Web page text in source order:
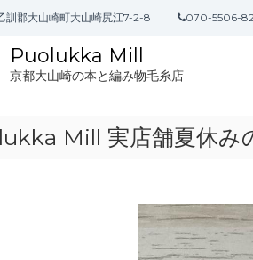
訓郡大山崎町大山崎尻江7-2-8 070-5506-
Puolukka Mill
京都大山崎の本と編み物毛糸店
Mill 実店舗夏休み